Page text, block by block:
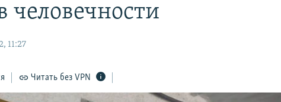
человечности
11:27
Читать без VPN